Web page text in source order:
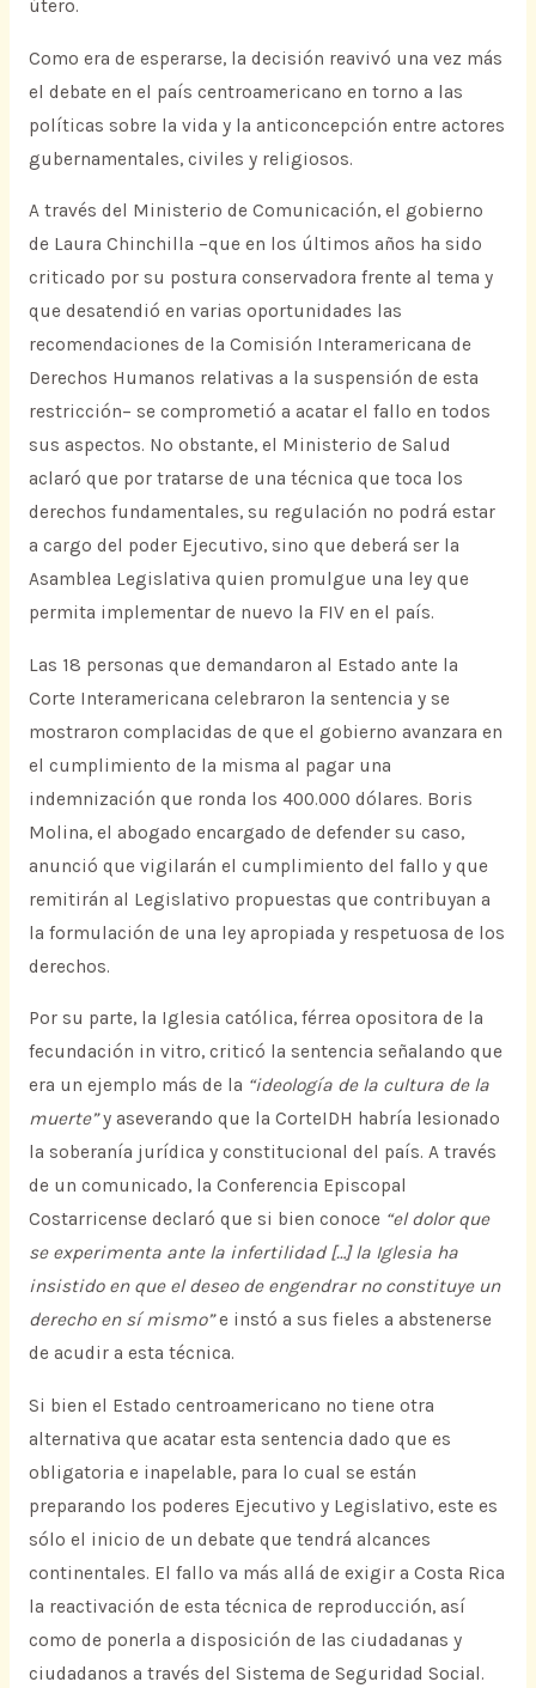
útero.
Como era de esperarse, la decisión reavivó una vez más
el debate en el país centroamericano en torno a las
políticas sobre la vida y la anticoncepción entre actores
gubernamentales, civiles y religiosos.
A través del Ministerio de Comunicación, el gobierno
de Laura Chinchilla –que en los últimos años ha sido
criticado por su postura conservadora frente al tema y
que desatendió en varias oportunidades las
recomendaciones de la Comisión Interamericana de
Derechos Humanos relativas a la suspensión de esta
restricción– se comprometió a acatar el fallo en todos
sus aspectos. No obstante, el Ministerio de Salud
aclaró que por tratarse de una técnica que toca los
derechos fundamentales, su regulación no podrá estar
a cargo del poder Ejecutivo, sino que deberá ser la
Asamblea Legislativa quien promulgue una ley que
permita implementar de nuevo la FIV en el país.
Las 18 personas que demandaron al Estado ante la
Corte Interamericana celebraron la sentencia y se
mostraron complacidas de que el gobierno avanzara en
el cumplimiento de la misma al pagar una
indemnización que ronda los 400.000 dólares. Boris
Molina, el abogado encargado de defender su caso,
anunció que vigilarán el cumplimiento del fallo y que
remitirán al Legislativo propuestas que contribuyan a
la formulación de una ley apropiada y respetuosa de los
derechos.
Por su parte, la Iglesia católica, férrea opositora de la
fecundación in vitro, criticó la sentencia señalando que
era un ejemplo más de la “ideología de la cultura de la
muerte”y aseverando que la CorteIDH habría lesionado
la soberanía jurídica y constitucional del país. A través
de un comunicado, la Conferencia Episcopal
Costarricense declaró que si bien conoce “el dolor que
se experimenta ante la infertilidad […] la Iglesia ha
insistido en que el deseo de engendrar no constituye un
derecho en sí mismo”e instó a sus fieles a abstenerse
de acudir a esta técnica.
Si bien el Estado centroamericano no tiene otra
alternativa que acatar esta sentencia dado que es
obligatoria e inapelable, para lo cual se están
preparando los poderes Ejecutivo y Legislativo, este es
sólo el inicio de un debate que tendrá alcances
continentales. El fallo va más allá de exigir a Costa Rica
la reactivación de esta técnica de reproducción, así
como de ponerla a disposición de las ciudadanas y
ciudadanos a través del Sistema de Seguridad Social.